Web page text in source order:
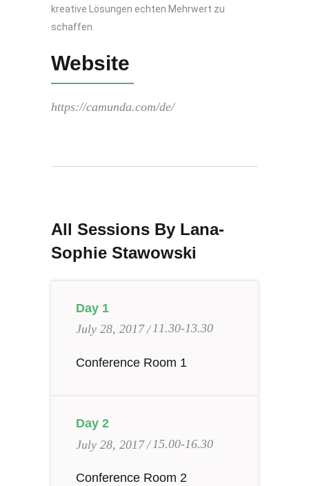
kreative Lösungen echten Mehrwert zu
schaffen.
Website
https://camunda.com/de/
All Sessions By Lana-
Sophie Stawowski
Day 1
July 28, 2017
11.30-13.30
Conference Room 1
Day 2
July 28, 2017
15.00-16.30
Conference Room 2